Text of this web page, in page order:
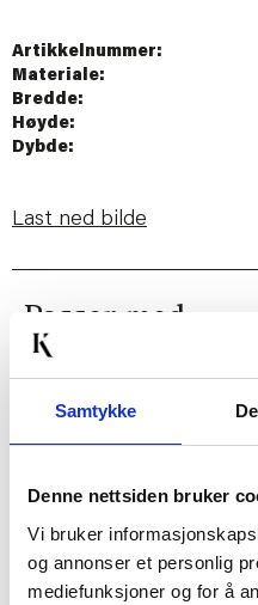
Samtykke
Denne nettsiden bruker
Vi bruker
og annonser et personlig
mediefunksjoner og for å
Artikkelnummer:
Materiale:
Bredde:
Høyde:
Dybde:
Last ned bilde
Passer med